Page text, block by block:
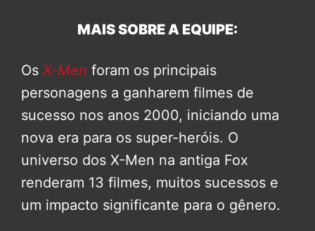
MAIS SOBRE A EQUIPE:
Os X-Men foram os principais
personagens a ganharem filmes de
sucesso nos anos 2000, iniciando uma
nova era para os super-heróis. O
universo dos X-Men na antiga Fox
renderam 13 filmes, muitos sucessos e
um impacto significante para o gênero.